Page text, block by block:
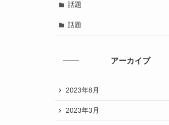
話題
話題
アーカイブ
2023年8月
2023年3月